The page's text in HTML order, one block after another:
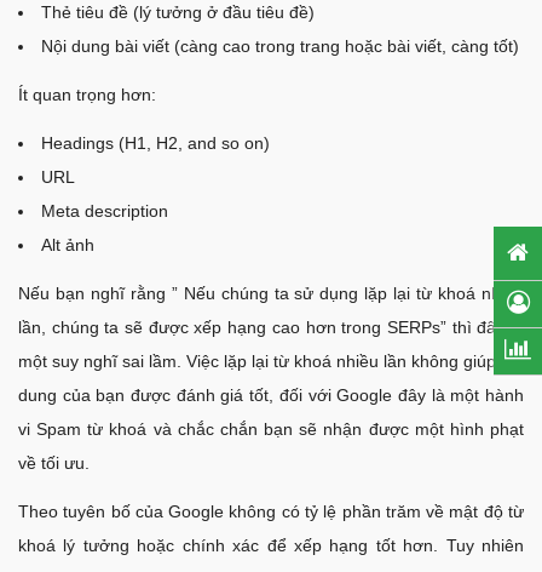
Thẻ tiêu đề (lý tưởng ở đầu tiêu đề)
Nội dung bài viết (càng cao trong trang hoặc bài viết, càng tốt)
Ít quan trọng hơn:
Headings (H1, H2, and so on)
URL
Meta description
Alt ảnh
Nếu bạn nghĩ rằng ” Nếu chúng ta sử dụng lặp lại từ khoá nhiều
lần, chúng ta sẽ được xếp hạng cao hơn trong SERPs” thì đây là
một suy nghĩ sai lầm. Việc lặp lại từ khoá nhiều lần không giúp nội
dung của bạn được đánh giá tốt, đối với Google đây là một hành
vi Spam từ khoá và chắc chắn bạn sẽ nhận được một hình phạt
về tối ưu.
Theo tuyên bố của Google không có tỷ lệ phần trăm về mật độ từ
khoá lý tưởng hoặc chính xác để xếp hạng tốt hơn. Tuy nhiên